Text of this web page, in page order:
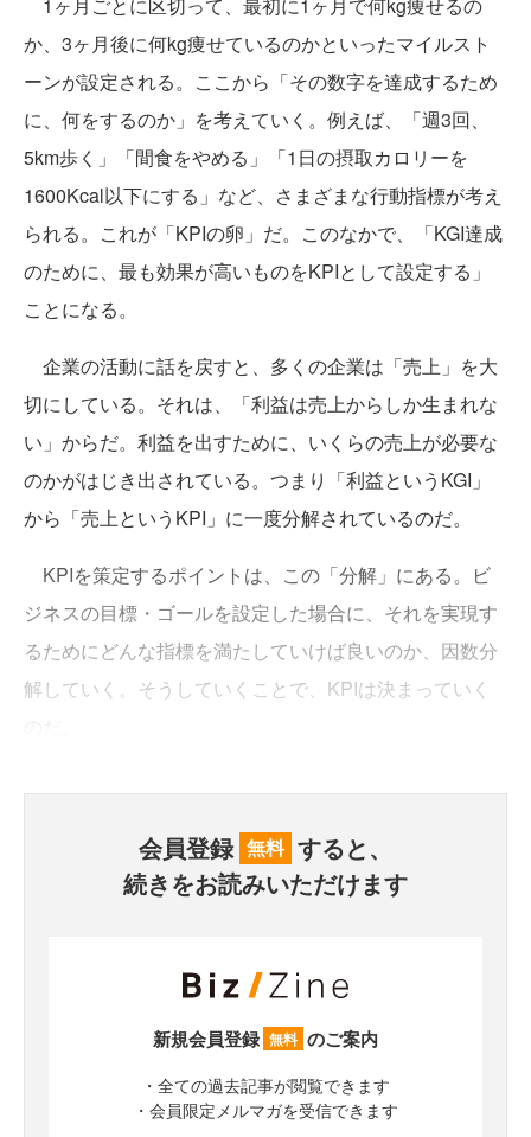
か、3ヶ月後に何kg痩せているのかといったマイルスト
ーンが設定される。ここから「その数字を達成するため
に、何をするのか」を考えていく。例えば、「週3回、
5km歩く」「間食をやめる」「1日の摂取カロリーを
1600Kcal以下にする」など、さまざまな行動指標が考え
られる。これが「KPIの卵」だ。このなかで、「KGI達成
のために、最も効果が高いものをKPIとして設定する」
ことになる。
企業の活動に話を戻すと、多くの企業は「売上」を大
切にしている。それは、「利益は売上からしか生まれな
い」からだ。利益を出すために、いくらの売上が必要な
のかがはじき出されている。つまり「利益というKGI」
から「売上というKPI」に一度分解されているのだ。
KPIを策定するポイントは、この「分解」にある。ビ
ジネスの目標・ゴールを設定した場合に、それを実現す
るためにどんな指標を満たしていけば良いのか、因数分
解していく。そうしていくことで、KPIは決まっていく
会員登録 無料 すると、
続きをお読みいただけます
新規会員登録 無料 のご案内
・全ての過去記事が閲覧できます
・会員限定メルマガを受信できます